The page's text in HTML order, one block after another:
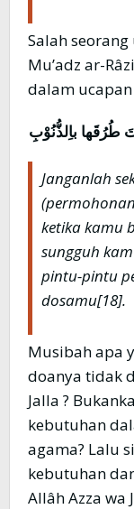
Salah
Mu’adz ar-
dalam
طُرُقَها باِلذُّنُوْبِ
Janganlah
ketika kamu
sungguh
pintu-pintu
dosamu[18].
Musibah apa
doanya tidak
Jalla ?
kebutuhan
agama? Lalu
kebutuhan
Allâh Azza wa